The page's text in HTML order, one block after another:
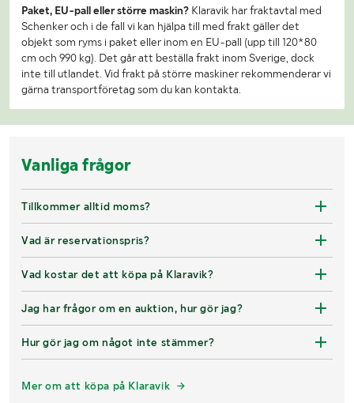
Paket, EU-pall eller större maskin? Klaravik har fraktavtal med
Schenker och i de fall vi kan hjälpa till med frakt gäller det
objekt som ryms i paket eller inom en EU-pall (upp till 120*80
cm och 990 kg). Det går att beställa frakt inom Sverige, dock
inte till utlandet. Vid frakt på större maskiner rekommenderar vi
gärna transportföretag som du kan kontakta.
Vanliga frågor
Tillkommer alltid moms?
Vad är reservationspris?
Vad kostar det att köpa på Klaravik?
Jag har frågor om en auktion, hur gör jag?
Hur gör jag om något inte stämmer?
Mer om att köpa på Klaravik